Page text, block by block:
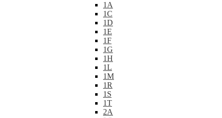
1A
1C
1D
1E
1F
1G
1H
1L
1M
1R
1S
1T
2A